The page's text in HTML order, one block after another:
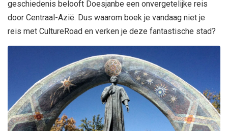
geschiedenis belooft Doesjanbe een onvergetelijke reis
door Centraal-Azië. Dus waarom boek je vandaag niet je
reis met CultureRoad en verken je deze fantastische stad?